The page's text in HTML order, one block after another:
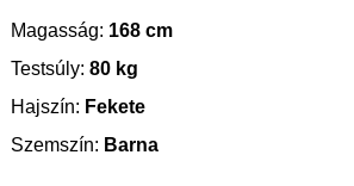
Magasság: 168 cm
Testsúly: 80 kg
Hajszín: Fekete
Szemszín: Barna